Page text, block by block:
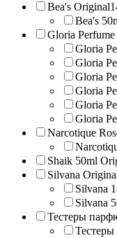
Bea's Original
Bea's
Gloria
Gloria
Gloria
Gloria
Gloria
Gloria
Gloria
Narcotique
Shaik 50ml
Silvana
Silvana
Silvana
Тестеры